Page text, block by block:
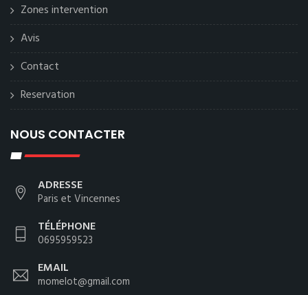
Zones intervention
Avis
Contact
Reservation
NOUS CONTACTER
ADRESSE
Paris et Vincennes
TÉLÉPHONE
0695959523
EMAIL
momelot@gmail.com